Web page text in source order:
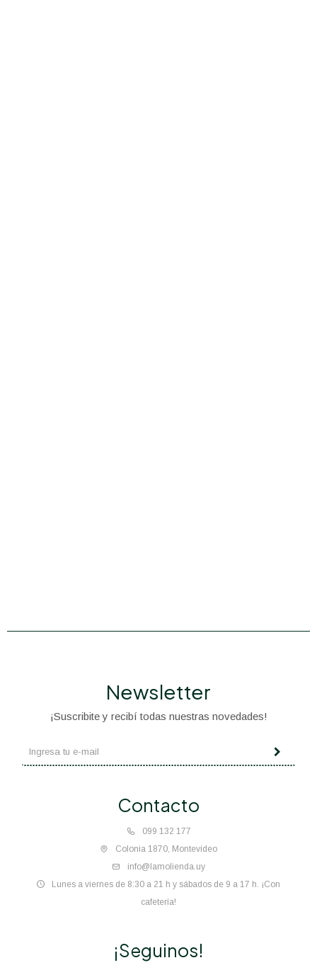
Contacto
099 132 177
Colonia 1870, Montevideo
info@lamolienda.uy
Lunes a viernes de 8:30 a 21 h y sábados de 9 a 17 h. ¡Con
cafetería!
Newsletter
¡Suscribite y recibí todas nuestras novedades!
¡Seguinos!